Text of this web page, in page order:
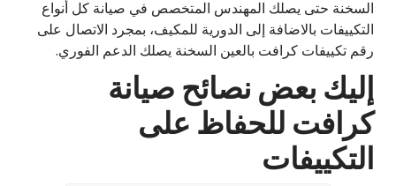
السخنة حتى يصلك المهندس المتخصص في صيانة كل أنواع
التكييفات بالاضافة إلى الدورية للمكيف، بمجرد الاتصال على
رقم تكييفات كرافت بالعين السخنة يصلك الدعم الفوري.
إليك بعض نصائح صيانة
كرافت للحفاظ على
التكييفات